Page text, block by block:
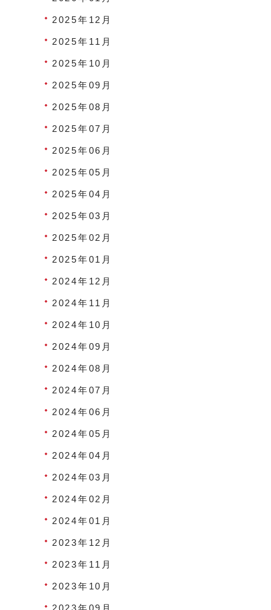
2025年12月
2025年11月
2025年10月
2025年09月
2025年08月
2025年07月
2025年06月
2025年05月
2025年04月
2025年03月
2025年02月
2025年01月
2024年12月
2024年11月
2024年10月
2024年09月
2024年08月
2024年07月
2024年06月
2024年05月
2024年04月
2024年03月
2024年02月
2024年01月
2023年12月
2023年11月
2023年10月